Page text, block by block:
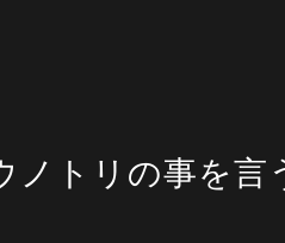
ノトリの事を言